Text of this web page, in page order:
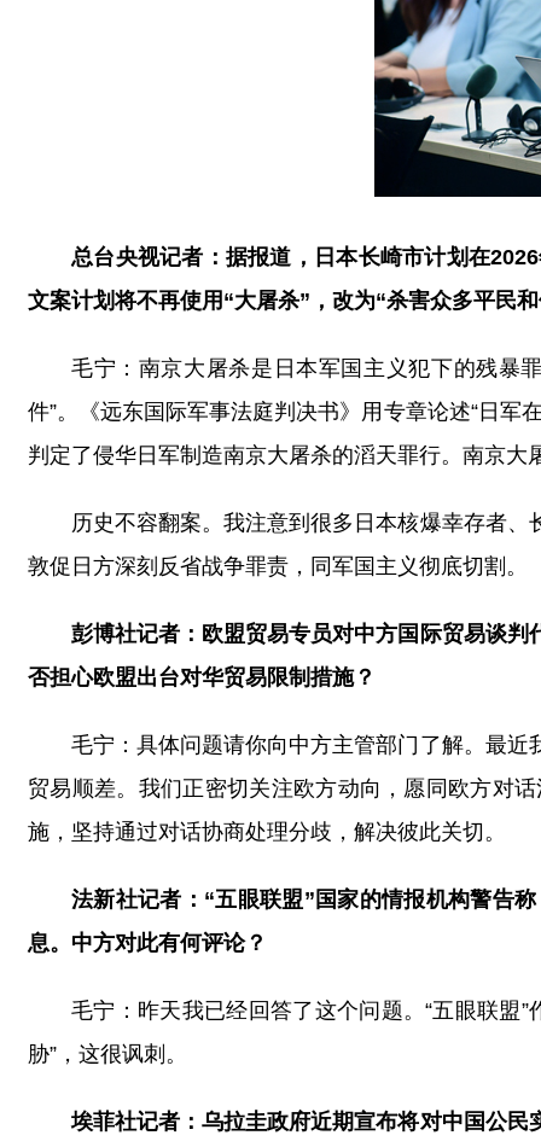
总台央视记者：据报道，日本长崎市计划在
文案计划将不再使用“大屠杀”，改为“杀害众多平民
毛宁：南京大屠杀是日本军国主义犯下的残暴
件”。《远东国际军事法庭判决书》用专章论述“日
判定了侵华日军制造南京大屠杀的滔天罪行。南京
历史不容翻案。我注意到很多日本核爆幸存者
敦促日方深刻反省战争罪责，同军国主义彻底切割。
彭博社记者：欧盟贸易专员对中方国际贸易谈
否担心欧盟出台对华贸易限制措施？
毛宁：具体问题请你向中方主管部门了解。最
贸易顺差。我们正密切关注欧方动向，愿同欧方对
施，坚持通过对话协商处理分歧，解决彼此关切。
法新社记者：“五眼联盟”国家的情报机构警告
息。中方对此有何评论？
毛宁：昨天我已经回答了这个问题。“五眼联盟
胁”，这很讽刺。
埃菲社记者：乌拉圭政府近期宣布将对中国公